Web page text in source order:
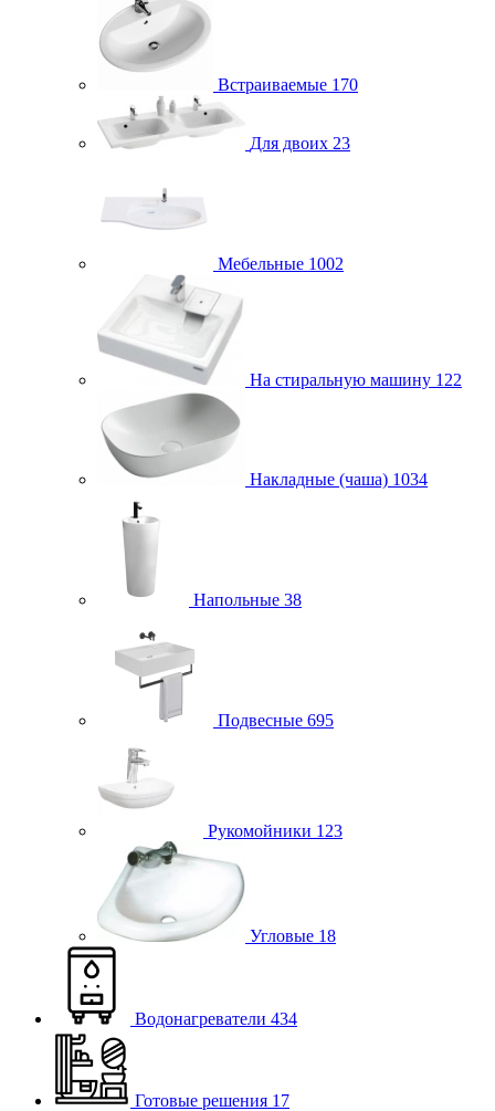
Встраиваемые 170
Для двоих 23
Мебельные 1002
На стиральную машину 122
Накладные (чаша) 1034
Напольные 38
Подвесные 695
Рукомойники 123
Угловые 18
Водонагреватели 434
Готовые решения 17